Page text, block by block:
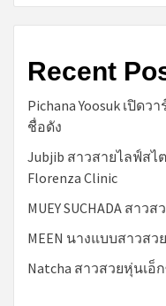
Recent
Pichana Yoosuk เปิด
ชื่อดัง
Jubjib สาวสายไลฟ์สไ
Florenza Clinic
MUEY SUCHADA สา
MEEN นางแบบสาวส
Natcha สาวสวยหุ่นเ